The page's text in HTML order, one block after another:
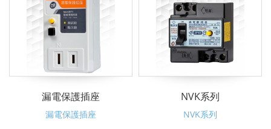
漏電保護插座
漏電保護插座
NVK系列
NVK系列